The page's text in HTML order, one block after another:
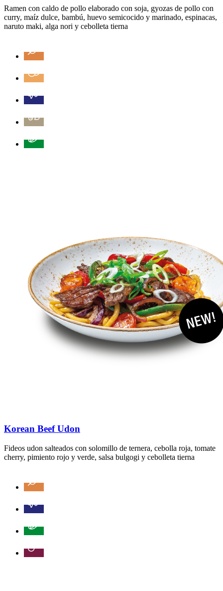
Ramen con caldo de pollo elaborado con soja, gyozas de pollo con
curry, maíz dulce, bambú, huevo semicocido y marinado, espinacas,
naruto maki, alga nori y cebolleta tierna
Korean Beef Udon
Fideos udon salteados con solomillo de ternera, cebolla roja, tomate
cherry, pimiento rojo y verde, salsa bulgogi y cebolleta tierna